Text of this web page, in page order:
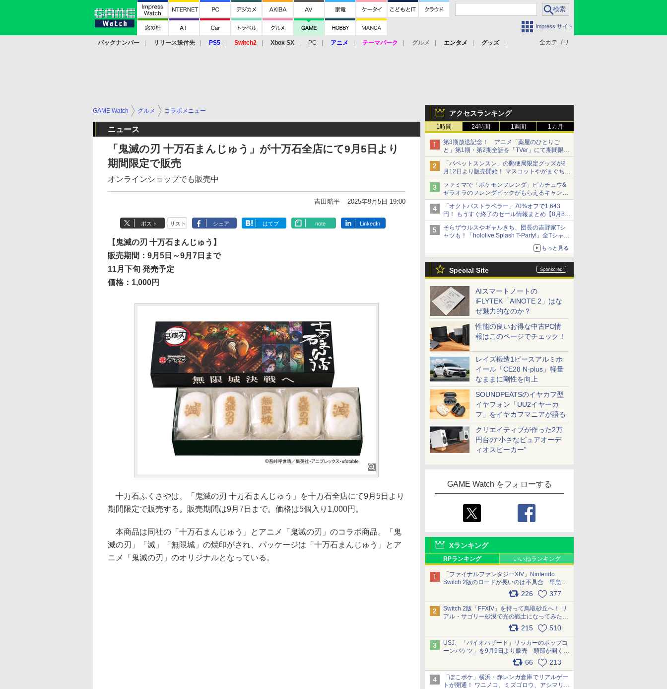
Impress サイト
全カテゴリ
バックナンバー リリース送付先 PS5 Switch2 Xbox SX PC アニメ テーマパーク グルメ エンタメ
グッズ
アクセスランキング
1時間 24時間 1週間 1カ月
第3期放送記念！ アニメ「薬屋のひとりご
と」第1期・第2期全話を「TVer」にて期間限定
で順次無料配信開始
「パペットスンスン」の郵便局限定グッズが8
月12日より販売開始！ マスコットやがまぐち、
レターセットなどが登場
ファミマで「ポケモンフレンダ」ピカチュウ&
ゼラオラのフレンダピックがもらえるキャンペ
ーン開催！
「オクトパストラベラー」70%オフで1,643
円！ もうすぐ終了のセール情報まとめ【8月8日
更新】
ニンテンドーeショップでは「大神 絶景版」が
67%オフで990円
そらザウルスやギャルきち、団長の吉野家Tシ
ャツも！「hololive Splash T-Party!」全Tシャツ
ラインナップ公開＆オンライン販売開始
もっと見る
Special Site
AIスマートノートの
iFLYTEK「AINOTE 2」はな
ぜ魅力的なのか？
性能の良いお得な中古PC情
報はこのページでチェック！
レイズ鍛造1ピースアルミホ
イール「CE28 N-plus」軽量
なままに剛性を向上
SOUNDPEATSのイヤカフ型
イヤフォン「UU2イヤーカ
フ」をイヤカフマニアが語る
クリエイティブが作った2万
円台の“小さなピュアオーデ
ィオスピーカー”
GAME Watch をフォローする
Xランキング
RPランキング いいねランキング
「ファイナルファンタジーXIV」Nintendo
Switch 2版のロードが長いのは不具合 早急に
アップデートできるよう対応中226 377
Switch 2版「FFXIV」を持って鳥取砂丘へ！ リ
アル・サゴリー砂漠で光の戦士になってみた
215 510
USJ、「バイオハザード」リッカーのポップコ
ーンバケツ」を9月9日より販売 頭部が開く仕
組み。味は恐怖を堪のう「味噌フレーバー」
66 213
「ぽこポケ」横浜・赤レンガ倉庫でリアルゲー
トが開通！ ワニノコ、ミズゴロウ、アシマリ登
GAME Watch グルメ コラボメニュー
ニュース
「鬼滅の刃 十万石まんじゅう」が十万石全店にて9月5日より
期間限定で販売
オンラインショップでも販売中
吉田航平 2025年9月5日 19:00
ポスト リスト シェア はてブ note LinkedIn
【鬼滅の刃 十万石まんじゅう】
販売期間：9月5日～9月7日まで
11月下旬 発売予定
価格：1,000円
十万石ふくさやは、「鬼滅の刃 十万石まんじゅう」を十万石全店にて9月5日より
期間限定で販売する。販売期間は9月7日まで。価格は5個入り1,000円。
本商品は同社の「十万石まんじゅう」とアニメ「鬼滅の刃」のコラボ商品。「鬼
滅の刃」「滅」「無限城」の焼印がされ、パッケージは「十万石まんじゅう」とア
ニメ「鬼滅の刃」のオリジナルとなっている。